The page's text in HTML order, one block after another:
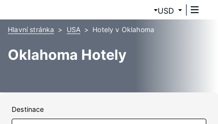
USD
Hlavní stránka USA Hotely v Oklahoma
Oklahoma Hotely
Destinace